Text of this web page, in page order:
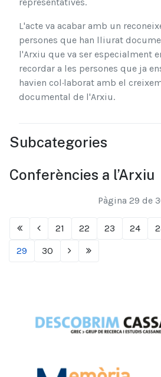
L'acte va acabar amb un
persones que han lliurat
l'Arxiu que va ser especialment
recordar a les persones que ja
havien col·laborat amb el
documental de l'Arxiu.
Subcategories
Conferències a l’Arxiu
Pàgina 29 de
21 22 23 24
29
30